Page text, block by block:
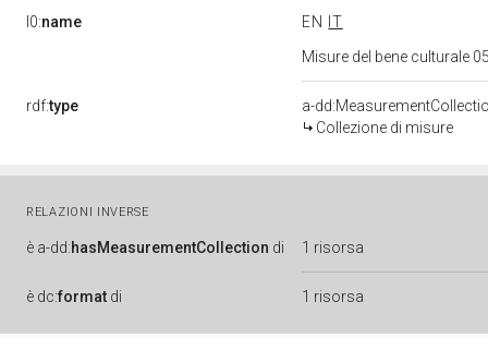
l0:name EN
IT
Misure del bene culturale
rdf:type
a-
Collezione di misure
RELAZIONI INVERSE
è a-dd:hasMeasurementCollection di 1 risorsa
è dc:format di 1 risorsa